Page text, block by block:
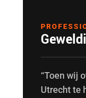
“Toen wij
Utrecht te